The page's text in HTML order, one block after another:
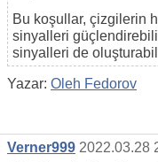
Bu koşullar, çizgilerin
sinyalleri
sinyalleri de
Yazar: Oleh Fedorov
Verner999 2022.03.28